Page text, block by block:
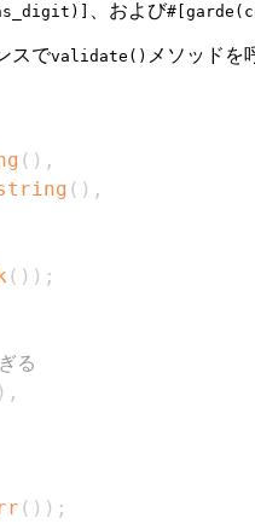
、および
スでvalidate() メソッドを
( ) ,
( ) ,
( ) ) ;
る
) ,
( ) ) ;